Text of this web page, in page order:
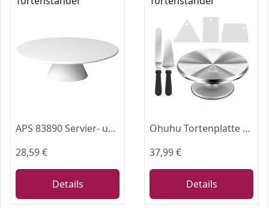
APS 83890 Servier- und Tortenplatte CASUAL, Ø 31 cm, Höhe 8 cm, Melamin, weiß
28,59 €
Details
Ohuhu Tortenplatte Drehbar, Aluminiumlegierung Drehteller Torte 30 cm mit 2 Streichpaletten und 3 Teigschaber, Drehbare Tortenplatte für Tortendekoration & Backen, Geschenk für Familie & Freunde
37,99 €
Details